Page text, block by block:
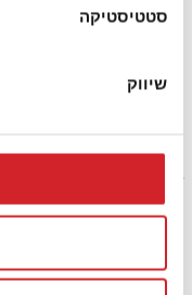
סטטיסטיקה
שיווק
שייק תפוח ואננס עם